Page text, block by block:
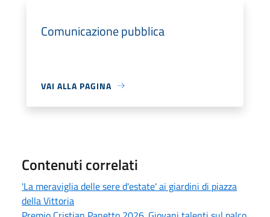
Comunicazione pubblica
VAI ALLA PAGINA
Contenuti correlati
'La meraviglia delle sere d'estate' ai giardini di piazza
della Vittoria